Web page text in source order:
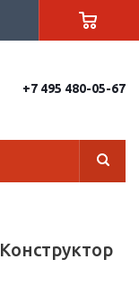
+7 495 480-05-67